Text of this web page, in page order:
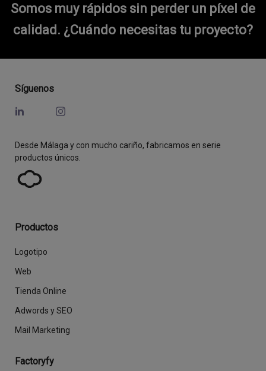
Somos muy rápidos sin perder un píxel de
calidad. ¿Cuándo necesitas tu proyecto?
Síguenos
Desde Málaga y con mucho cariño, fabricamos en serie
productos únicos.
Productos
Logotipo
Web
Tienda Online
Adwords y SEO
Mail Marketing
Factoryfy